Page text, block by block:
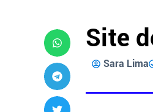
Site
Sara Lima